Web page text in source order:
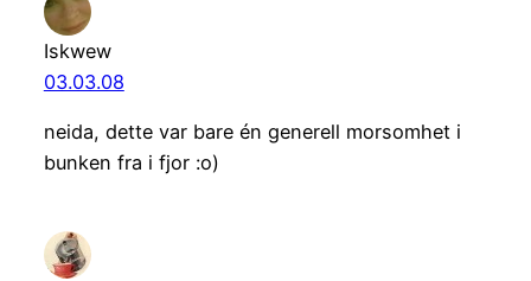
Iskwew
03.03.08
neida, dette var bare én generell morsomhet i
bunken fra i fjor :o)